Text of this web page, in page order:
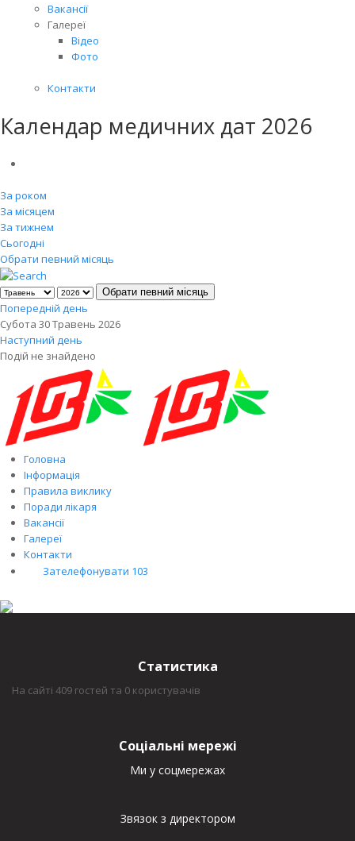
Вакансії
Галереї
Відео
Фото
Контакти
Календар медичних дат 2026
За роком
За місяцем
За тижнем
Сьогодні
Обрати певний місяць
Обрати певний місяць
Попередній день
Субота 30 Травень 2026
Наступний день
Подій не знайдено
Головна
Інформація
Правила виклику
Поради лікаря
Вакансії
Галереї
Контакти
Зателефонувати 103
Статистика
На сайті 409 гостей та 0 користувачів
Соціальні мережі
Ми у соцмережах
Звязок з директором